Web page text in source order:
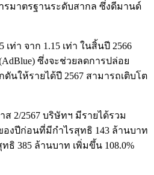
รมาตรฐานระดับสากล ซึ่งดีมานด์
า จาก 1.15 เท่า ในสิ้นปี 2566
ซึ่งจะช่วยลดการปล่อย
นให้รายได้ปี 2567 สามารถเติบโต
2/2567 บริษัทฯ มีรายได้รวม
องปีก่อนที่มีกำไรสุทธิ 143 ล้านบาท
ธิ 385 ล้านบาท เพิ่มขึ้น 108.0%